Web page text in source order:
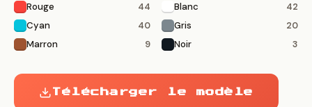
Rouge 44 Blanc 42
Cyan 40 Gris 20
Marron 9 Noir 3
Télécharger le modèle